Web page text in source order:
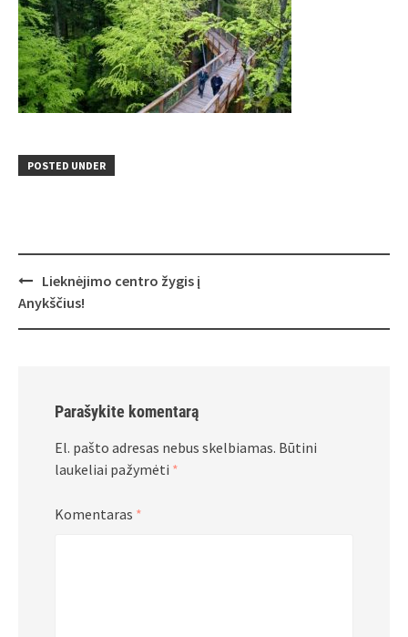
POSTED UNDER
Post
navigation
Lieknėjimo centro žygis į
Anykščius!
Parašykite komentarą
El. pašto adresas nebus skelbiamas. Būtini
laukeliai pažymėti *
Komentaras *